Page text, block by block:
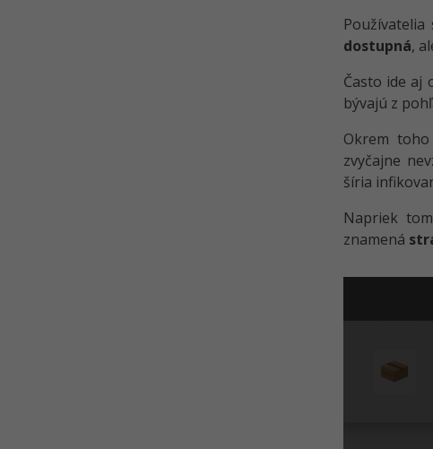
dostupná,
Často ide aj
bývajú z
Okrem
zvyčajne
šíria
Napriek
znamená